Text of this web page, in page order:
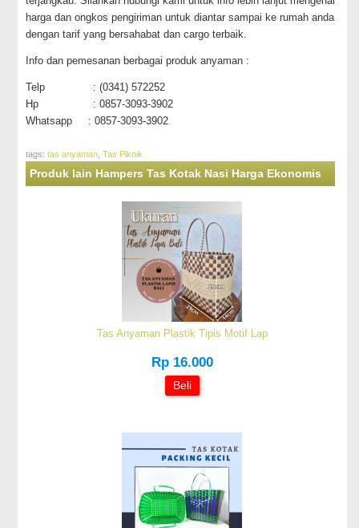
harga dan ongkos pengiriman untuk diantar sampai ke rumah anda
dengan tarif yang bersahabat dan cargo terbaik.
Info dan pemesanan berbagai produk anyaman :
Telp : (0341) 572252
Hp : 0857-3093-3902
Whatsapp : 0857-3093-3902
tags:tas anyaman ,Tas Piknik
Produk lain Hampers Tas Kotak Nasi Harga Ekonomis
Tas Anyaman Plastik Tipis Motif Lap
Rp 16.000
Beli